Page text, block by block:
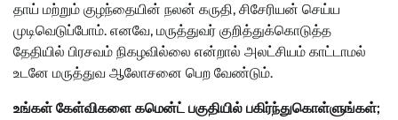
தாய் மற்றும் குழந்தையின் நலன் கருதி, சிசேரியன் செய்ய
முடிவெடுப்போம். எனவே, மருத்துவர் குறித்துக்கொடுத்த
தேதியில் பிரசவம் நிகழவில்லை என்றால் அலட்சியம் காட்டாமல்
உடனே மருத்துவ ஆலோசனை பெற வேண்டும்.
உங்கள் கேள்விகளை கமென்ட் பகுதியில் பகிர்ந்துகொள்ளுங்கள்;